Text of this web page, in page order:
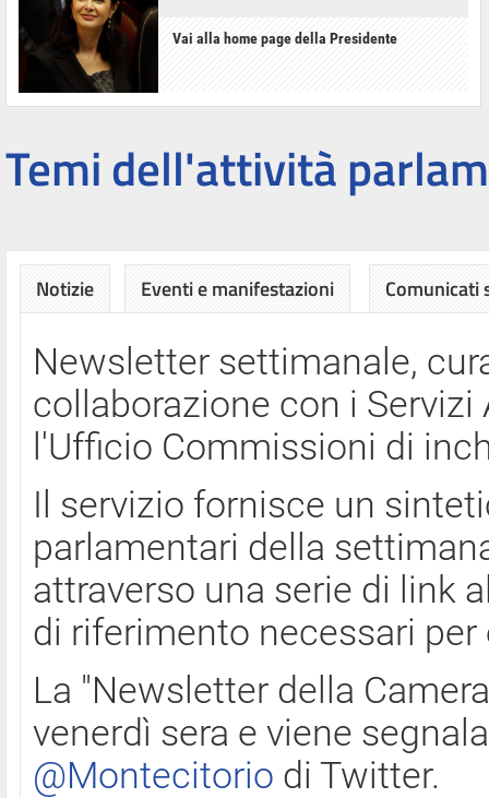
Vai alla home page della Presidente
Temi dell'attività
Notizie Eventi e manifestazioni Comunicati
Newsletter settimanale,
collaborazione con i
l'Ufficio Commissioni di
Il servizio fornisce un
parlamentari della
attraverso una serie di link
di riferimento necessari
La "Newsletter della
venerdì sera e viene
@Montecitorio di Twitter.